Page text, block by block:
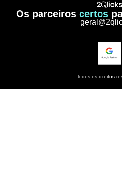
Os parceiros certos
Todos os direitos